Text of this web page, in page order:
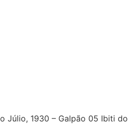
Júlio, 1930 – Galpão 05 Ibiti do